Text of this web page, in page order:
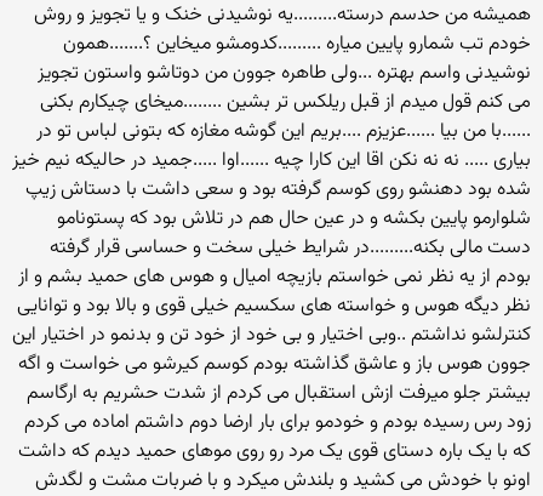
همیشه من حدسم درسته.........یه نوشیدنی خنک و یا تجویز و روش
خودم تب شمارو پایین میاره .........کدومشو میخاین ؟.......همون
نوشیدنی واسم بهتره ...ولی طاهره جوون من دوتاشو واستون تجویز
می کنم قول میدم از قبل ریلکس تر بشین ........میخای چیکارم بکنی
......با من بیا ......عزیزم ....بریم این گوشه مغازه که بتونی لباس تو در
بیاری ..... نه نه نکن اقا این کارا چیه ......اوا .....جمید در حالیکه نیم خیز
شده بود دهنشو روی کوسم گرفته بود و سعی داشت با دستاش زیپ
شلوارمو پایین بکشه و در عین حال هم در تلاش بود که پستونامو
دست مالی بکنه.........در شرایط خیلی سخت و حساسی قرار گرفته
بودم از یه نظر نمی خواستم بازیچه امیال و هوس های حمید بشم و از
نظر دیگه هوس و خواسته های سکسیم خیلی قوی و بالا بود و توانایی
کنترلشو نداشتم ..وبی اختیار و بی خود از خود تن و بدنمو در اختیار این
جوون هوس باز و عاشق گذاشته بودم کوسم کیرشو می خواست و اگه
بیشتر جلو میرفت ازش استقبال می کردم از شدت حشریم به ارگاسم
زود رس رسیده بودم و خودمو برای بار ارضا دوم داشتم اماده می کردم
که با یک باره دستای قوی یک مرد رو روی موهای حمید دیدم که داشت
اونو با خودش می کشید و بلندش میکرد و با ضربات مشت و لگدش